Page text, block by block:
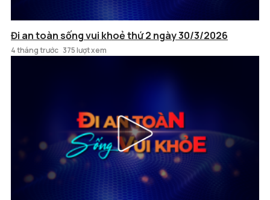
Đi an toàn sống vui khoẻ thứ 2 ngày 30/3/2026
4 tháng trước 375 lượt xem